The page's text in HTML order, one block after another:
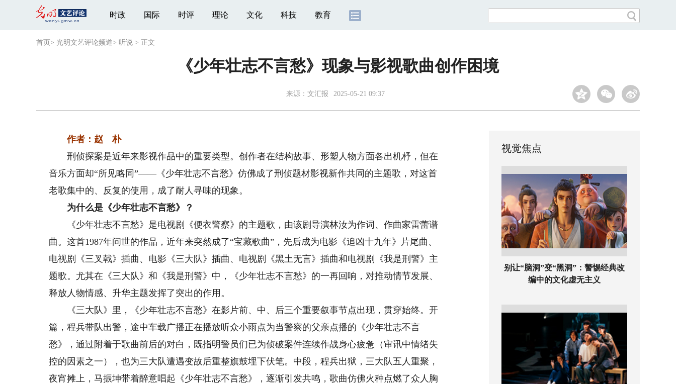
时政 国际 时评 理论 文化 科技 教育
首页 > 光明文艺评论频道> 听说 > 正文
《少年壮志不言愁》现象与影视歌曲创作困境
来源： 文汇报 2025-05-21 09:37
作者：赵 朴
刑侦探案是近年来影视作品中的重要类型。创作者在结构故事、形塑人物方面各出机杼，但在
音乐方面却“所见略同”——《少年壮志不言愁》仿佛成了刑侦题材影视新作共同的主题歌，对这首
老歌集中的、反复的使用，成了耐人寻味的现象。
为什么是《少年壮志不言愁》？
《少年壮志不言愁》是电视剧《便衣警察》的主题歌，由该剧导演林汝为作词、作曲家雷蕾谱
曲。这首1987年问世的作品，近年来突然成了“宝藏歌曲”，先后成为电影《追凶十九年》片尾曲、
电视剧《三叉戟》插曲、电影《三大队》插曲、电视剧《黑土无言》插曲和电视剧《我是刑警》主
题歌。尤其在《三大队》和《我是刑警》中，《少年壮志不言愁》的一再回响，对推动情节发展、
释放人物情感、升华主题发挥了突出的作用。
《三大队》里，《少年壮志不言愁》在影片前、中、后三个重要叙事节点出现，贯穿始终。开
篇，程兵带队出警，途中车载广播正在播放听众小雨点为当警察的父亲点播的《少年壮志不言
愁》，通过附着于歌曲前后的对白，既指明警员们已为侦破案件连续作战身心疲惫（审讯中情绪失
控的因素之一），也为三大队遭遇变故后重整旗鼓埋下伏笔。中段，程兵出狱，三大队五人重聚，
夜宵摊上，马振坤带着醉意唱起《少年壮志不言愁》，逐渐引发共鸣，歌曲仿佛火种点燃了众人胸
视觉焦点
别让“脑洞”变“黑洞”：警惕经典改
编中的文化虚无主义